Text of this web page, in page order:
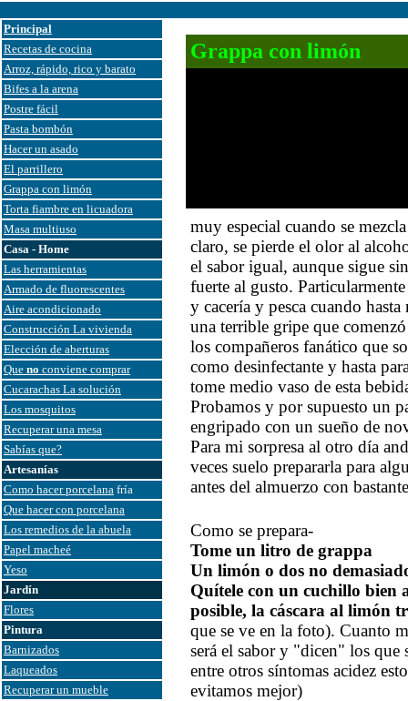
Principal
Recetas de cocina
Arroz, rápido, rico y barato
Bifes a la arena
Postre fácil
Pasta bombón
Hacer un asado
El parrillero
Grappa con limón
Torta fiambre en licuadora
Masa multiuso
Casa - Home
Las herramientas
Armado de fluorescentes
Aire acondicionado
Construcción La vivienda
Elección de aberturas
Que no conviene comprar
Cucarachas La solución
Los mosquitos
Recuperar una mesa
Sabías que?
Artesanías
Como hacer porcelana fría
Que hacer con porcelana
Los remedios de la abuela
Papel macheé
Yeso
Jardín
Flores
Pintura
Barnizados
Laqueados
Recuperar un mueble
Grappa con limón
muy especial cuando se
claro, se pierde el olor al
el sabor igual, aunque sigue
fuerte al gusto.
y cacería y pesca cuando
una terrible gripe que
los compañeros fanático que
como desinfectante y hasta
tome medio vaso de esta
Probamos y por supuesto un
engripado con un sueño de
Para mi sorpresa al otro día
veces suelo prepararla para
antes del almuerzo con
Como se prepara-
Tome un litro de grappa
Un limón o dos no
Quítele con un cuchillo bien
posible, la cáscara al limón
que se ve en la foto). Cuanto
será el sabor y "dicen" los que
entre otros síntomas acidez
evitamos mejor)